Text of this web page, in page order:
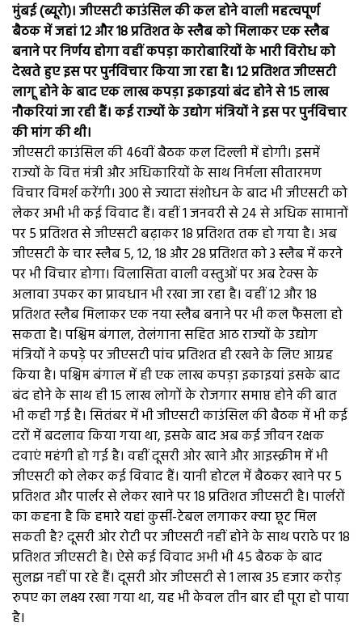
मुंबई (ब्यूरो)। जीएसटी काउंसिल की कल होने वाली महत्वपूर्ण
बैठक में जहां 12 और 18 प्रतिशत के स्लैब को मिलाकर एक स्लैब
बनाने पर निर्णय होगा वहीं कपड़ा कारोबारियों के भारी विरोध को
देखते हुए इस पर पुर्नविचार किया जा रहा है। 12 प्रतिशत जीएसटी
लागू होने के बाद एक लाख कपड़ा इकाइयां बंद होने से 15 लाख
नौकरियां जा रही हैं। कई राज्यों के उद्योग मंत्रियों ने इस पर पुर्नविचार
की मांग की थी।
जीएसटी काउंसिल की 46वीं बैठक कल दिल्ली में होगी। इसमें
राज्यों के वित्त मंत्री और अधिकारियों के साथ निर्मला सीतारमण
विचार विमर्श करेंगी। 300 से ज्यादा संशोधन के बाद भी जीएसटी को
लेकर अभी भी कई विवाद हैं। वहीं 1 जनवरी से 24 से अधिक सामानों
पर 5 प्रतिशत से जीएसटी बढ़ाकर 18 प्रतिशत तक हो गया है। अब
जीएसटी के चार स्लैब 5, 12, 18 और 28 प्रतिशत को 3 स्लैब में करने
पर भी विचार होगा। विलासिता वाली वस्तुओं पर अब टेक्स के
अलावा उपकर का प्रावधान भी रखा जा रहा है। वहीं 12 और 18
प्रतिशत स्लैब मिलाकर एक नया स्लैब बनाने पर भी कल फैसला हो
सकता है। पश्चिम बंगाल, तेलंगाना सहित आठ राज्यों के उद्योग
मंत्रियों ने कपड़े पर जीएसटी पांच प्रतिशत ही रखने के लिए आग्रह
किया है। पश्चिम बंगाल में ही एक लाख कपड़ा इकाइयां इसके बाद
बंद होने के साथ ही 15 लाख लोगों के रोजगार समाप्त होने की बात
भी कही गई है। सितंबर में भी जीएसटी काउंसिल की बैठक में भी कई
दरों में बदलाव किया गया था, इसके बाद अब कई जीवन रक्षक
दवाएं महंगी हो गई है। वहीं दूसरी ओर खाने और आइस्क्रीम में भी
जीएसटी को लेकर कई विवाद हैं। यानी होटल में बैठकर खाने पर 5
प्रतिशत और पार्लर से लेकर खाने पर 18 प्रतिशत जीएसटी है। पार्लरों
का कहना है कि हमारे यहां कुर्सी-टेबल लगाकर क्या छूट मिल
सकती है? दूसरी ओर रोटी पर जीएसटी नहीं होने के साथ पराठे पर 18
प्रतिशत जीएसटी है। ऐसे कई विवाद अभी भी 45 बैठक के बाद
सुलझ नहीं पा रहे हैं। दूसरी ओर जीएसटी से 1 लाख 35 हजार करोड़
रुपए का लक्ष्य रखा गया था, यह भी केवल तीन बार ही पूरा हो पाया
है।